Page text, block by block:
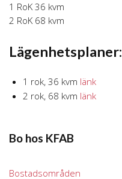
Bo hos KFAB
Bostadsområden
1 RoK 36 kvm
2 RoK 68 kvm
Lägenhetsplaner:
1 rok, 36 kvm länk
2 rok, 68 kvm länk